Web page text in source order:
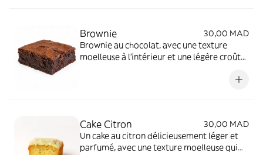
Brownie
30,00 MAD
Brownie au chocolat, avec une texture
moelleuse à l’intérieur et une légère croûte
Cake Citron
30,00 MAD
Un cake au citron délicieusement léger et
parfumé, avec une texture moelleuse qui